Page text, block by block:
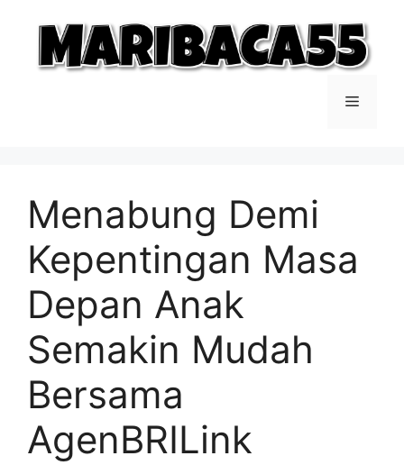
Menu
Menabung Demi
Kepentingan Masa
Depan Anak
Semakin Mudah
Bersama
AgenBRILink